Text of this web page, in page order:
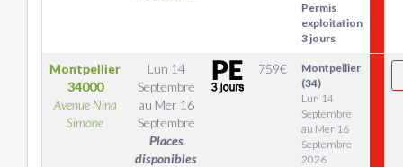
Permis
exploitation
3 jours
Montpellier
34000
Avenue Nina
Simone
Lun 14
Septembre
au Mer 16
Septembre
Places
disponibles
759€
Montpellier
(34)
Lun 14
Septembre
au Mer 16
Septembre
2026